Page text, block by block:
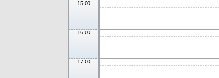
15:00
16:00
17:00